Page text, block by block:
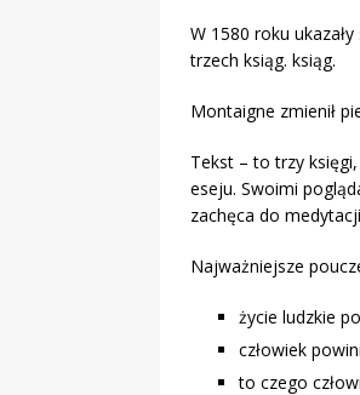
W 1580 roku
trzech ksiąg. ksiąg.
Montaigne zmienił
Tekst – to trzy
eseju. Swoimi
zachęca do
Najważniejsze
życie ludzkie
człowiek
to czego